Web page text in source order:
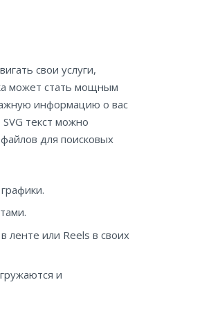
свои услуги,
может стать мощным
информацию о вас
текст можно
для поисковых
ленте или Reels в своих
и